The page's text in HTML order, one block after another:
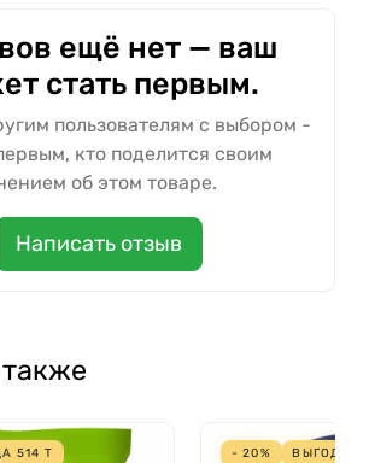
ещё нет — ваш
стать первым.
пользователям с выбором -
кто поделится своим
об этом товаре.
Написать отзыв
514 Т - 20% ВЫГОДА